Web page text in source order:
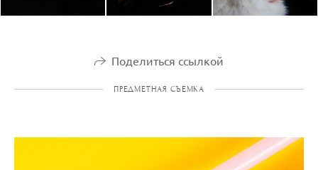
Поделиться ссылкой
ПРЕДМЕТНАЯ СЪЕМКА